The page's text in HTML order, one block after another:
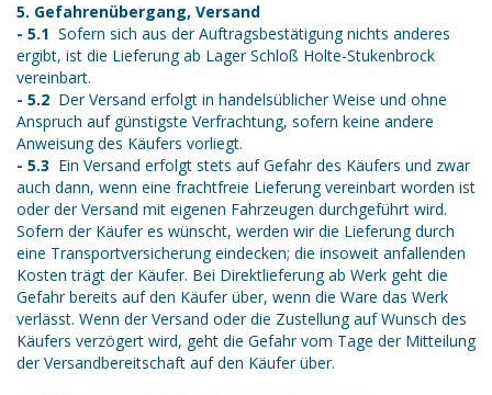
5. Gefahrenübergang, Versand
- 5.1 Sofern sich aus der Auftragsbestätigung nichts anderes
ergibt, ist die Lieferung ab Lager Schloß Holte-Stukenbrock
vereinbart.
- 5.2 Der Versand erfolgt in handelsüblicher Weise und ohne
Anspruch auf günstigste Verfrachtung, sofern keine andere
Anweisung des Käufers vorliegt.
- 5.3 Ein Versand erfolgt stets auf Gefahr des Käufers und zwar
auch dann, wenn eine frachtfreie Lieferung vereinbart worden ist
oder der Versand mit eigenen Fahrzeugen durchgeführt wird.
Sofern der Käufer es wünscht, werden wir die Lieferung durch
eine Transportversicherung eindecken; die insoweit anfallenden
Kosten trägt der Käufer. Bei Direktlieferung ab Werk geht die
Gefahr bereits auf den Käufer über, wenn die Ware das Werk
verlässt. Wenn der Versand oder die Zustellung auf Wunsch des
Käufers verzögert wird, geht die Gefahr vom Tage der Mitteilung
der Versandbereitschaft auf den Käufer über.